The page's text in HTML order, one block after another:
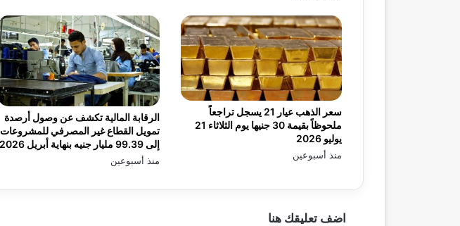
الرقابة المالية تكشف عن وصول أرصدة
تمويل القطاع غير المصرفي للمشروعات
إلى 99.39 مليار جنيه بنهاية أبريل 2026
منذ أسبوعين
سعر الذهب عيار 21 يسجل تراجعاً
ملحوظاً بقيمة 30 جنيها يوم الثلاثاء 21
يوليو 2026
منذ أسبوعين
اضف تعليقك هنا